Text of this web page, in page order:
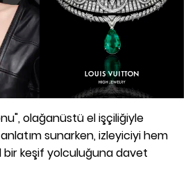
olağanüstü el işçiliğiyle
anlatım sunarken, izleyiciyi hem
bir keşif yolculuğuna davet